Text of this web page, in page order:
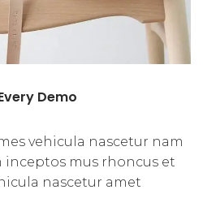
Demo
vehicula nascetur nam
mus rhoncus et
nascetur amet